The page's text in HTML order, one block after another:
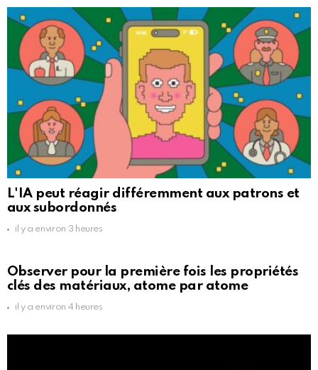
L'IA peut réagir différemment aux patrons et
aux subordonnés
il y a environ 3 heures
Observer pour la première fois les propriétés
clés des matériaux, atome par atome
il y a environ 4 heures